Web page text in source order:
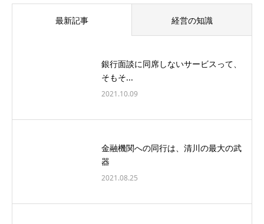
最新記事 経営の知識
銀行面談に同席しないサービスって、
そもそ...
2021.10.09
金融機関への同行は、清川の最大の武
器
2021.08.25